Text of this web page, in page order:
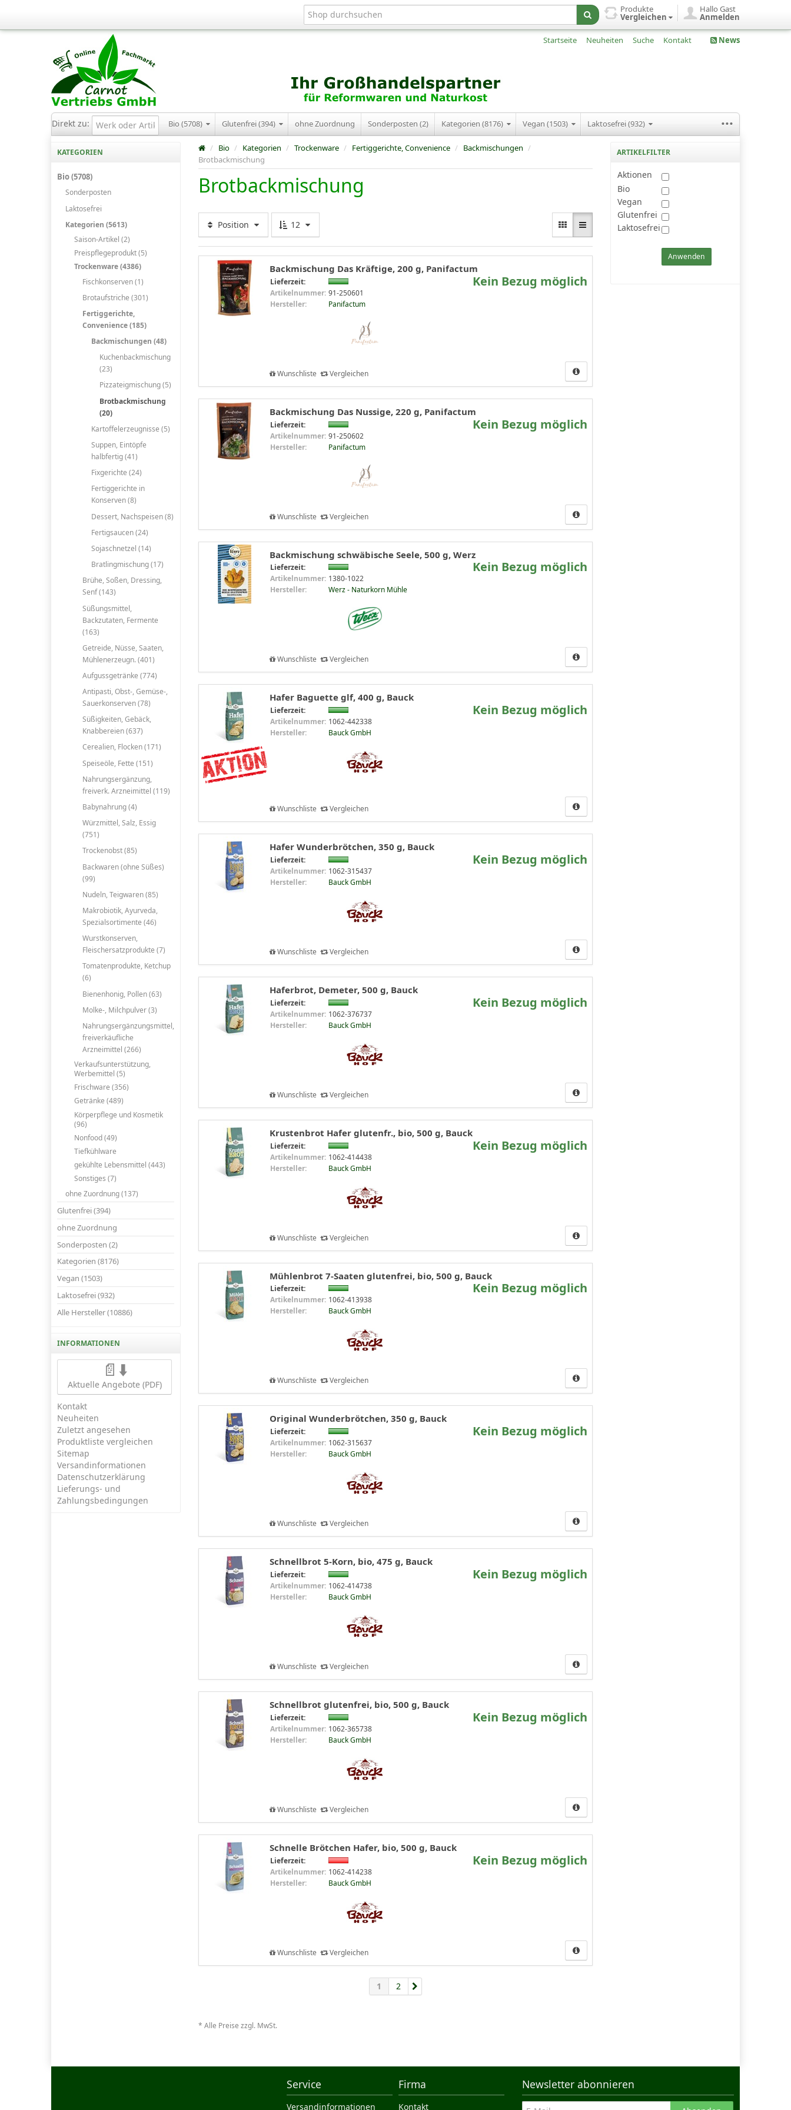
Hallo Gast
Anmelden
Produkte
Vergleichen
Startseite Neuheiten Suche Kontakt News
Direkt zu: Bio (5708) Glutenfrei (394) ohne Zuordnung Sonderposten (2) Kategorien (8176) Vegan (1503) Laktosefrei (932) ...
KATEGORIEN
Bio (5708)
Sonderposten
Laktosefrei
Kategorien (5613)
Saison-Artikel (2)
Preispflegeprodukt (5)
Trockenware (4386)
Fischkonserven (1)
Brotaufstriche (301)
Fertiggerichte,
Convenience (185)
Backmischungen (48)
Kuchenbackmischung
(23)
Pizzateigmischung (5)
Brotbackmischung
(20)
Kartoffelerzeugnisse (5)
Suppen, Eintöpfe
halbfertig (41)
Fixgerichte (24)
Fertiggerichte in
Konserven (8)
Dessert, Nachspeisen (8)
Fertigsaucen (24)
Sojaschnetzel (14)
Bratlingmischung (17)
Brühe, Soßen, Dressing,
Senf (143)
Süßungsmittel,
Backzutaten, Fermente
(163)
Getreide, Nüsse, Saaten,
Mühlenerzeugn. (401)
Aufgussgetränke (774)
Antipasti, Obst-, Gemüse-,
Sauerkonserven (78)
Süßigkeiten, Gebäck,
Knabbereien (637)
Cerealien, Flocken (171)
Speiseöle, Fette (151)
Nahrungsergänzung,
freiverk. Arzneimittel (119)
Babynahrung (4)
Würzmittel, Salz, Essig
(751)
Trockenobst (85)
Backwaren (ohne Süßes)
(99)
Nudeln, Teigwaren (85)
Makrobiotik, Ayurveda,
Spezialsortimente (46)
Wurstkonserven,
Fleischersatzprodukte (7)
Tomatenprodukte, Ketchup
(6)
Bienenhonig, Pollen (63)
Molke-, Milchpulver (3)
Nahrungsergänzungsmittel,
freiverkäufliche
Arzneimittel (266)
Verkaufsunterstützung,
Werbemittel (5)
Frischware (356)
Getränke (489)
Körperpflege und Kosmetik
(96)
Nonfood (49)
Tiefkühlware
gekühlte Lebensmittel (443)
Sonstiges (7)
ohne Zuordnung (137)
Glutenfrei (394)
ohne Zuordnung
Sonderposten (2)
Kategorien (8176)
Vegan (1503)
Laktosefrei (932)
Alle Hersteller (10886)
INFORMATIONEN
📄⬇️
Aktuelle Angebote (PDF)
Kontakt
Neuheiten
Zuletzt angesehen
Produktliste vergleichen
Sitemap
Versandinformationen
Datenschutzerklärung
Lieferungs- und
Zahlungsbedingungen
/ Bio / Kategorien / Trockenware / Fertiggerichte, Convenience / Backmischungen /
Brotbackmischung
Brotbackmischung
Position 12
Backmischung Das Kräftige, 200 g, Panifactum
Lieferzeit:
Artikelnummer: 91-250601
Hersteller:
Panifactum
Kein Bezug möglich
Wunschliste Vergleichen
Backmischung Das Nussige, 220 g, Panifactum
Lieferzeit:
Artikelnummer: 91-250602
Hersteller:
Panifactum
Kein Bezug möglich
Wunschliste Vergleichen
Backmischung schwäbische Seele, 500 g, Werz
Lieferzeit:
Artikelnummer: 1380-1022
Hersteller:
Werz - Naturkorn Mühle
Kein Bezug möglich
Wunschliste Vergleichen
Hafer Baguette glf, 400 g, Bauck
Lieferzeit:
Artikelnummer: 1062-442338
Hersteller:
Bauck GmbH
Kein Bezug möglich
Wunschliste Vergleichen
Hafer Wunderbrötchen, 350 g, Bauck
Lieferzeit:
Artikelnummer: 1062-315437
Hersteller:
Bauck GmbH
Kein Bezug möglich
Wunschliste Vergleichen
Haferbrot, Demeter, 500 g, Bauck
Lieferzeit:
Artikelnummer: 1062-376737
Hersteller:
Bauck GmbH
Kein Bezug möglich
Wunschliste Vergleichen
Krustenbrot Hafer glutenfr., bio, 500 g, Bauck
Lieferzeit:
Artikelnummer: 1062-414438
Hersteller:
Bauck GmbH
Kein Bezug möglich
Wunschliste Vergleichen
Mühlenbrot 7-Saaten glutenfrei, bio, 500 g, Bauck
Lieferzeit:
Artikelnummer: 1062-413938
Hersteller:
Bauck GmbH
Kein Bezug möglich
Wunschliste Vergleichen
Original Wunderbrötchen, 350 g, Bauck
Lieferzeit:
Artikelnummer: 1062-315637
Hersteller:
Bauck GmbH
Kein Bezug möglich
Wunschliste Vergleichen
Schnellbrot 5-Korn, bio, 475 g, Bauck
Lieferzeit:
Artikelnummer: 1062-414738
Hersteller:
Bauck GmbH
Kein Bezug möglich
Wunschliste Vergleichen
Schnellbrot glutenfrei, bio, 500 g, Bauck
Lieferzeit:
Artikelnummer: 1062-365738
Hersteller:
Bauck GmbH
Kein Bezug möglich
Wunschliste Vergleichen
Schnelle Brötchen Hafer, bio, 500 g, Bauck
Lieferzeit:
Artikelnummer: 1062-414238
Hersteller:
Bauck GmbH
Kein Bezug möglich
Wunschliste Vergleichen
1 2
* Alle Preise zzgl. MwSt.
ARTIKELFILTER
Aktionen
Bio
Vegan
Glutenfrei
Laktosefrei
Service
Versandinformationen
Firma
Kontakt
Newsletter abonnieren